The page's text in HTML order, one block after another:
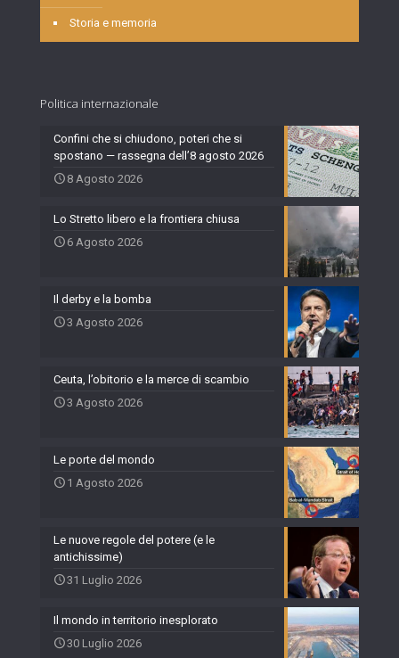
Storia e memoria
Politica internazionale
Confini che si chiudono, poteri che si
spostano — rassegna dell’8 agosto 2026
8 Agosto 2026
Lo Stretto libero e la frontiera chiusa
6 Agosto 2026
Il derby e la bomba
3 Agosto 2026
Ceuta, l’obitorio e la merce di scambio
3 Agosto 2026
Le porte del mondo
1 Agosto 2026
Le nuove regole del potere (e le
antichissime)
31 Luglio 2026
Il mondo in territorio inesplorato
30 Luglio 2026